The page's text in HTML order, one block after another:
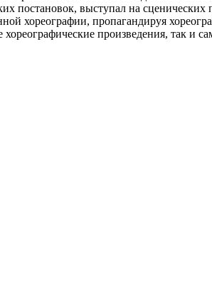
постановок, выступал на
хореографии, пропагандируя
хореографические произведения, так